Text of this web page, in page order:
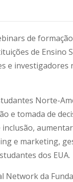
de
de Ensino
e investigadores
Norte-
e tomada de
e marketing,
dos EUA.
Network da